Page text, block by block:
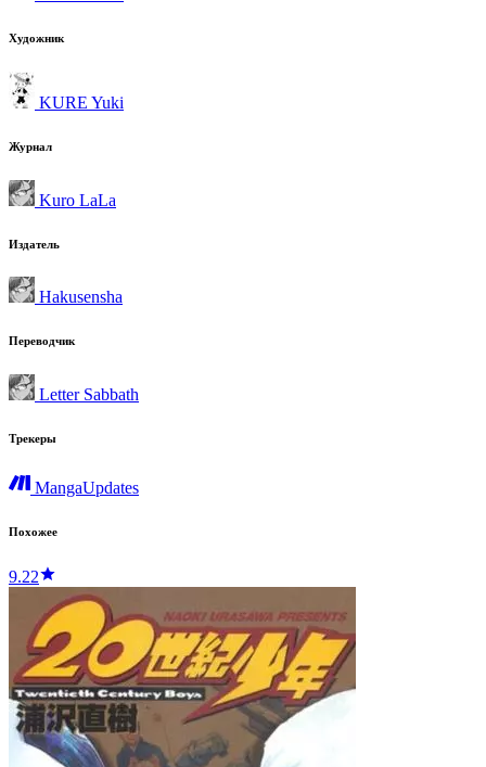
Художник
KURE Yuki
Журнал
Kuro LaLa
Издатель
Hakusensha
Переводчик
Letter Sabbath
Трекеры
MangaUpdates
Похожее
9.22